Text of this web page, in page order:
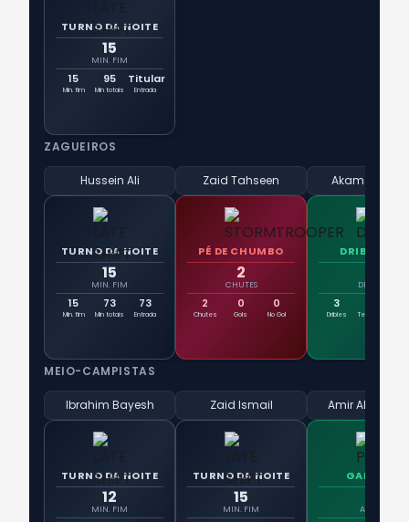
TURNO DA NOITE
15
MIN. FIM
15
Min. fim
95
Min totais
Titular
Entrada
ZAGUEIROS
Hussein Ali
TURNO DA NOITE
15
MIN. FIM
15
Min. fim
73
Min totais
73
Entrada
Zaid Tahseen
PÉ DE CHUMBO
2
CHUTES
2
Chutes
0
Gols
0
No Gol
Akam
DRIBLADOR
DRIBLES
3
Dribles
Tentativa
MEIO-CAMPISTAS
Ibrahim Bayesh
TURNO DA NOITE
12
MIN. FIM
Zaid Ismail
TURNO DA NOITE
15
MIN. FIM
Amir Al-
GARÇOM
ASSIST.